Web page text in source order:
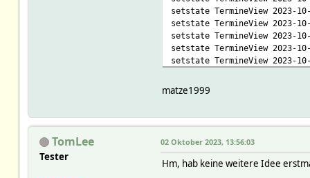
setstate TermineView 2023-
setstate TermineView 2023-
setstate TermineView 2023-
setstate TermineView 2023-
setstate TermineView 2023-
setstate TermineView 2023-
setstate TermineView 2023-
setstate TermineView 2023-
setstate TermineView 2023-
setstate TermineView 2023-
matze1999
TomLee
Tester
02 Oktober 2023, 13:56:03
Hm, hab keine weitere Idee